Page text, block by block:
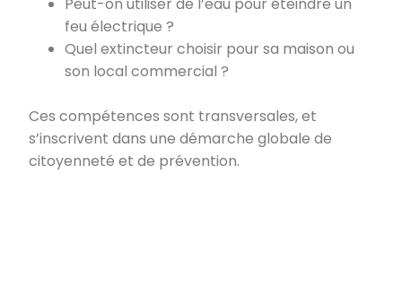
feu électrique ?
Quel extincteur choisir pour sa maison ou
son local commercial ?
Ces compétences sont transversales, et
s’inscrivent dans une démarche globale de
citoyenneté et de prévention.